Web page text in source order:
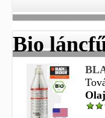
Bio
Olaj